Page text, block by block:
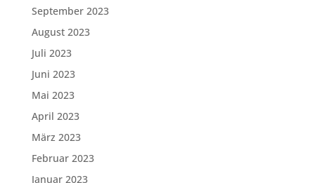
September 2023
August 2023
Juli 2023
Juni 2023
Mai 2023
April 2023
März 2023
Februar 2023
Januar 2023